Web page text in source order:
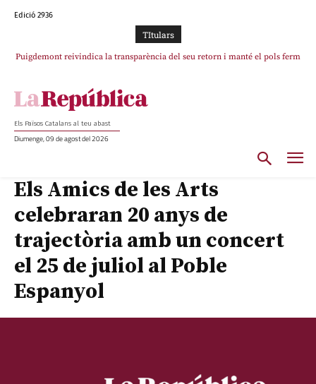
Edició 2936
TItulars
Puigdemont reivindica la transparència del seu retorn i manté el pols ferm
Els Països Catalans al teu abast
Diumenge, 09 de agost del 2026
Els Amics de les Arts
celebraran 20 anys de
trajectòria amb un concert
el 25 de juliol al Poble
Espanyol